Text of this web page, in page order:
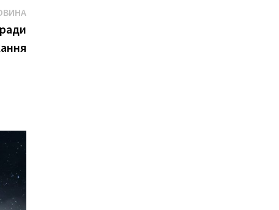
Наступна
новина